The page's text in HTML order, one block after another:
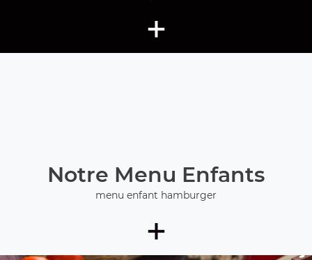
+
Notre Menu Enfants
menu enfant hamburger
+